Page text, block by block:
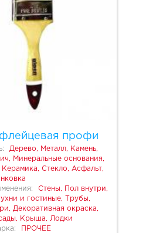
флейцевая профи
Дерево, Металл, Камень,
Минеральные основания,
Керамика, Стекло, Асфальт,
Стены, Пол внутри,
и гостиные, Трубы,
Декоративная окраска,
Крыша, Лодки
ПРОЧЕЕ